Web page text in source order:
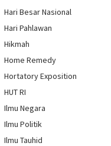
Hari Besar Nasional
Hari Pahlawan
Hikmah
Home Remedy
Hortatory Exposition
HUT RI
Ilmu Negara
Ilmu Politik
Ilmu Tauhid